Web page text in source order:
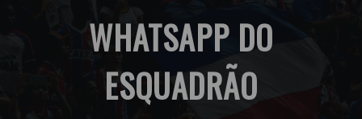
WHATSAPP DO
ESQUADRÃO